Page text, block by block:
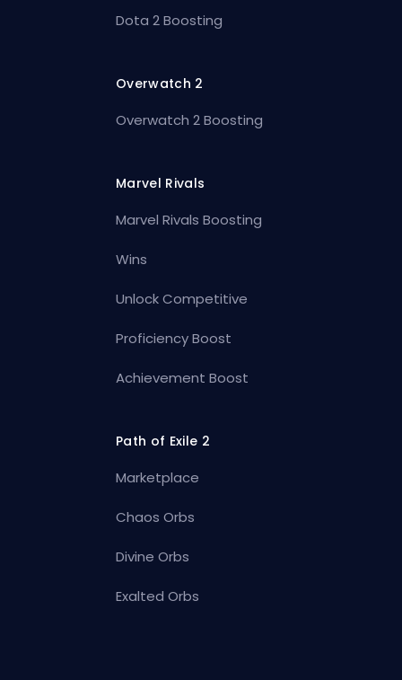
Dota 2 Boosting
Overwatch 2
Overwatch 2 Boosting
Marvel Rivals
Marvel Rivals Boosting
Wins
Unlock Competitive
Proficiency Boost
Achievement Boost
Path of Exile 2
Marketplace
Chaos Orbs
Divine Orbs
Exalted Orbs